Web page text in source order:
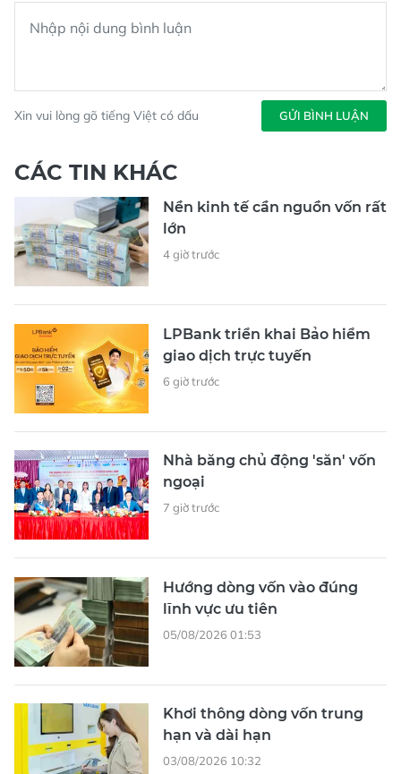
Xin vui lòng gõ tiếng Việt có dấu GỬI BÌNH LUẬN
CÁC TIN KHÁC
Nền kinh tế cần nguồn vốn rất
lớn
4 giờ trước
LPBank triển khai Bảo hiểm
giao dịch trực tuyến
6 giờ trước
Nhà băng chủ động 'săn' vốn
ngoại
7 giờ trước
Hướng dòng vốn vào đúng
lĩnh vực ưu tiên
05/08/2026 01:53
Khơi thông dòng vốn trung
hạn và dài hạn
03/08/2026 10:32